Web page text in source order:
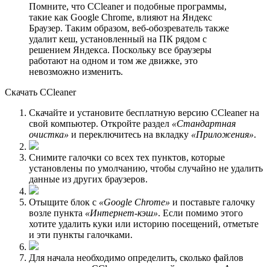
Помните, что CCleaner и подобные программы,
такие как Google Chrome, влияют на Яндекс
Браузер. Таким образом, веб-обозреватель также
удалит кеш, установленный на ПК рядом с
решением Яндекса. Поскольку все браузеры
работают на одном и том же движке, это
невозможно изменить.
Скачать CCleaner
Скачайте и установите бесплатную версию CCleaner на
свой компьютер. Откройте раздел «Стандартная
очистка» и переключитесь на вкладку «Приложения».
Снимите галочки со всех тех пунктов, которые
установлены по умолчанию, чтобы случайно не удалить
данные из других браузеров.
Отыщите блок с «Google Chrome» и поставьте галочку
возле пункта «Интернет-кэш». Если помимо этого
хотите удалить куки или историю посещений, отметьте
и эти пункты галочками.
Для начала необходимо определить, сколько файлов